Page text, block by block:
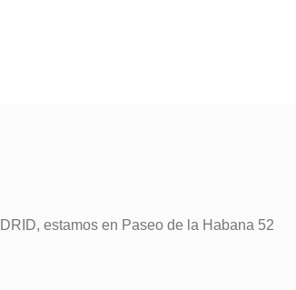
estamos en Paseo de la Habana 52